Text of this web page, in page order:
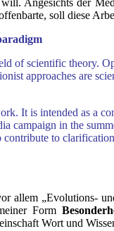
soll diese
of scientific
approaches are
It is intended as
campaign in the
contribute to
„Evolutions-
Form
Wort und